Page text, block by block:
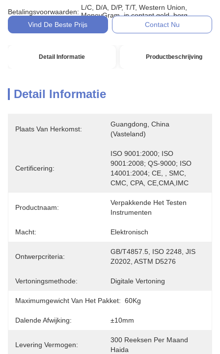
Betalingsvoorwaarden:
L/C, D/A, D/P, T/T, Western Union,
MoneyGram, in contant geld, borg
Vind De Beste Prijs
Contact Nu
Detail Informatie Productbeschrijving
Detail Informatie
Plaats Van Herkomst:
Guangdong, China
(vasteland)
Certificering:
ISO 9001:2000; ISO
9001:2008; QS-9000; ISO
14001:2004; CE, , SMC,
CMC, CPA, CE,CMA,IMC
Productnaam:
Verpakkende Het Testen
Instrumenten
Macht: Elektronisch
Ontwerpcriteria:
GB/T4857.5, ISO 2248, JIS
Z0202, ASTM D5276
Vertoningsmethode: Digitale Vertoning
Maximumgewicht Van Het Pakket: 60Kg
Dalende Afwijking: ±10mm
Levering Vermogen:
300 Reeksen Per Maand
Haida